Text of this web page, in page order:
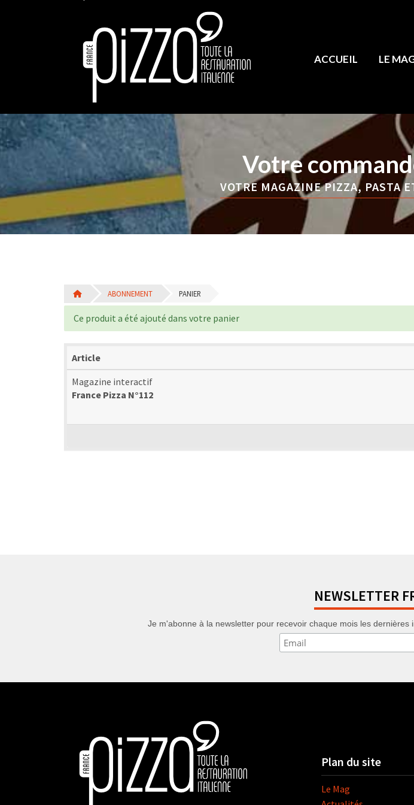
ACCUEIL LE
Votre
VOTRE MAGAZINE PIZZA, PASTA
ABONNEMENT PANIER
Ce produit a été ajouté dans votre panier
Article
Magazine interactif
France Pizza N°112
NEWSLETTER
Je m'abonne à la newsletter pour recevoir chaque mois les
Plan du site
Le Mag